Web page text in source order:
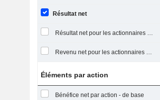
Résultat net
Résultat net pour les actionnaires ordinaires, éléments exceptionnels inclus.
Revenu net pour les actionnaires ordinaires, hors éléments exceptionnelsRésultat net pour les actionnaires ordinaires, éléments exceptionnels exclus.
Éléments par action
Bénéfice net par action - de base